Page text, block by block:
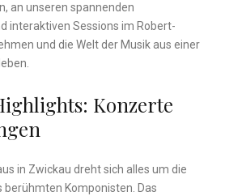
an unseren⁢ spannenden‌
‌interaktiven Sessions im⁣ Robert-
und die Welt der‍ Musik aus einer
Konzerte
in Zwickau dreht sich⁤ alles⁤ um die​
berühmten⁢ Komponisten. Das